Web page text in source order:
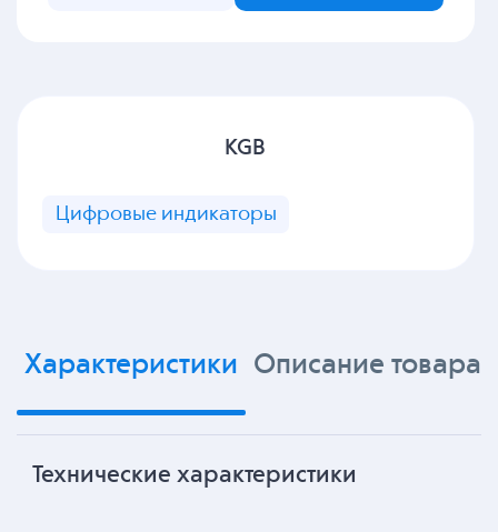
KGB
Цифровые индикаторы
Характеристики Описание товара
Технические характеристики